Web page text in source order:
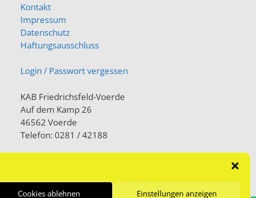
Cookies ablehnen Einstellungen anzeigen
Kontakt
Impressum
Datenschutz
Haftungsausschluss
Login / Passwort vergessen
KAB Friedrichsfeld-Voerde
Auf dem Kamp 26
46562 Voerde
Telefon: 0281 / 42188